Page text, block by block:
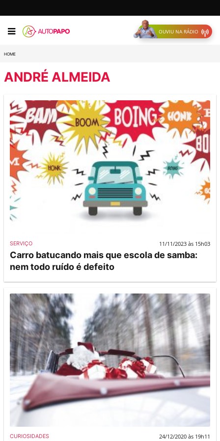
OUVIU NA RÁDIO
HOME
ANDRÉ ALMEIDA
SERVIÇO 11/11/2023 às 15h03
Carro batucando mais que escola de samba:
nem todo ruído é defeito
CURIOSIDADES 24/12/2020 às 19h11